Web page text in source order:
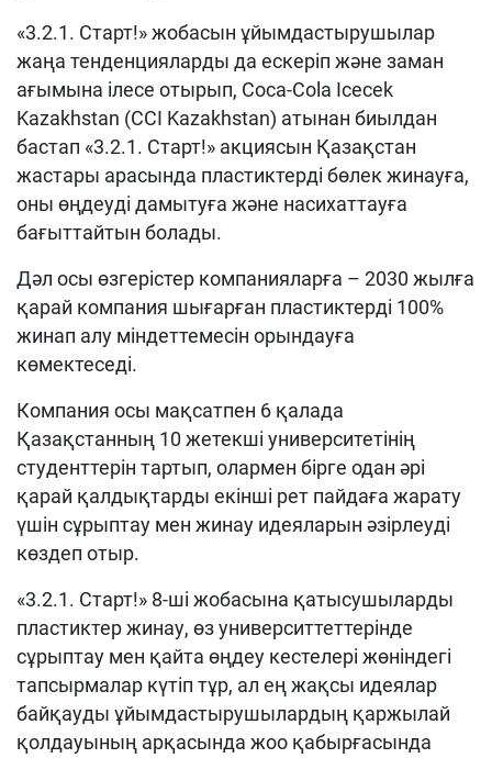
«3.2.1. Старт!» жобасын ұйымдастырушылар
жаңа тенденцияларды да ескеріп және заман
ағымына ілесе отырып, Coca-Cola Icecek
Kazakhstan (CCI Kazakhstan) атынан биылдан
бастап «3.2.1. Старт!» акциясын Қазақстан
жастары арасында пластиктерді бөлек жинауға,
оны өңдеуді дамытуға және насихаттауға
бағыттайтын болады.
Дәл осы өзгерістер компанияларға – 2030 жылға
қарай компания шығарған пластиктерді 100%
жинап алу міндеттемесін орындауға
көмектеседі.
Компания осы мақсатпен 6 қалада
Қазақстанның 10 жетекші университетінің
студенттерін тартып, олармен бірге одан әрі
қарай қалдықтарды екінші рет пайдаға жарату
үшін сұрыптау мен жинау идеяларын әзірлеуді
көздеп отыр.
«3.2.1. Старт!» 8-ші жобасына қатысушыларды
пластиктер жинау, өз университтеттерінде
сұрыптау мен қайта өңдеу кестелері жөніндегі
тапсырмалар күтіп тұр, ал ең жақсы идеялар
байқауды ұйымдастырушылардың қаржылай
қолдауының арқасында жоо қабырғасында